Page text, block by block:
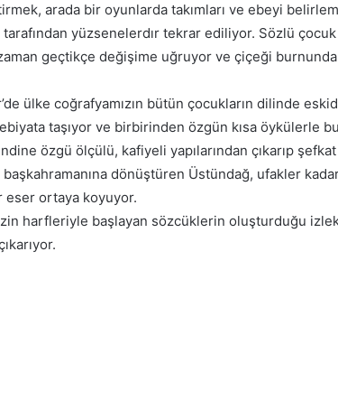
arada bir oyunlarda takımları ve ebeyi
yüzsenelerdır tekrar ediliyor. Sözlü çocuk
geçtikçe değişime uğruyor ve çiçeği burnunda
ülke coğrafyamızın bütün çocukların dilinde
taşıyor ve birbirinden özgün kısa öykülerle bu
özgü ölçülü, kafiyeli yapılarından çıkarıp
dönüştüren Üstündağ, ufakler
ortaya koyuyor.
harfleriyle başlayan sözcüklerin oluşturduğu